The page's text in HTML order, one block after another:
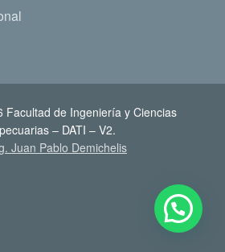
Facultad de Ingeniería y Ciencias
– DATI – V2.
Juan Pablo Demichelis